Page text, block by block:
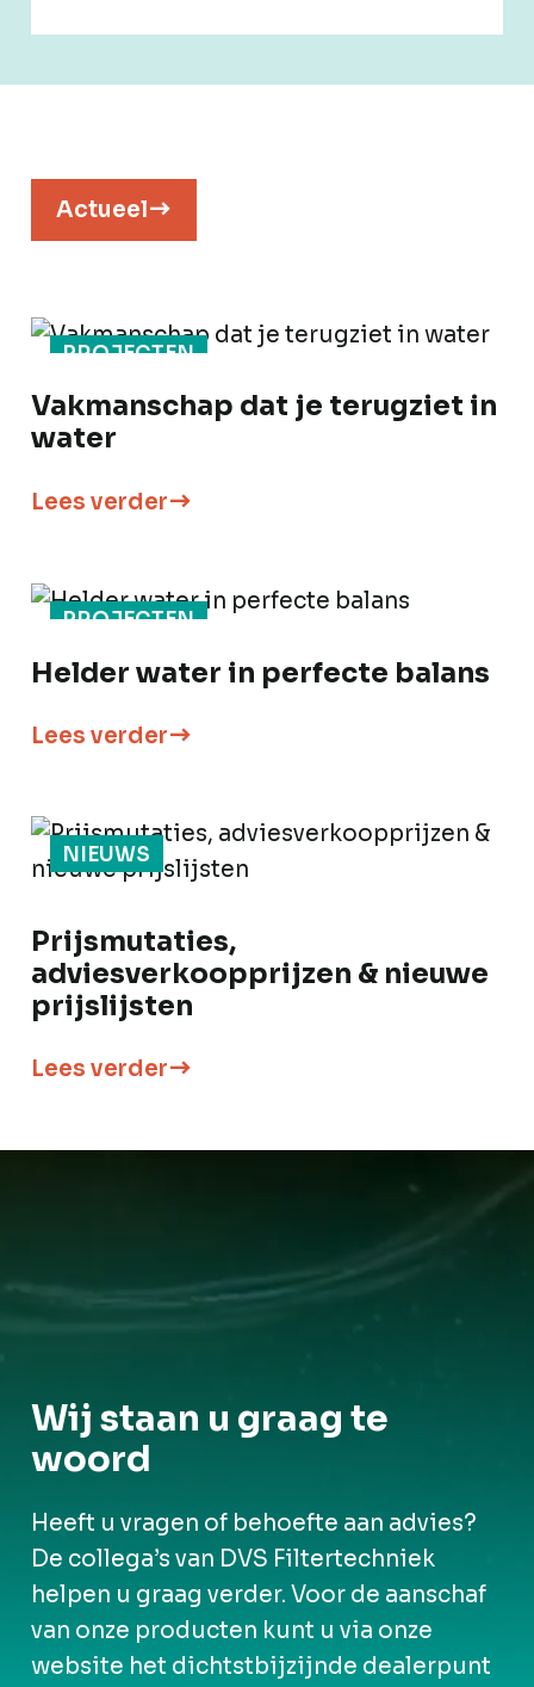
Actueel
PROJECTEN
Vakmanschap dat je terugziet in
water
Lees verder
PROJECTEN
Helder water in perfecte balans
Lees verder
NIEUWS
Prijsmutaties,
adviesverkoopprijzen & nieuwe
prijslijsten
Lees verder
Wij staan u graag te
woord
Heeft u vragen of behoefte aan advies?
De collega’s van DVS Filtertechniek
helpen u graag verder. Voor de aanschaf
van onze producten kunt u via onze
website het dichtstbijzijnde dealerpunt